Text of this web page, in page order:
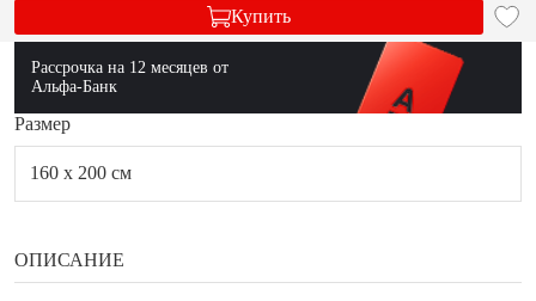
Купить
Рассрочка на 12 месяцев от
Альфа-Банк
Размер
160 x 200 см
ОПИСАНИЕ